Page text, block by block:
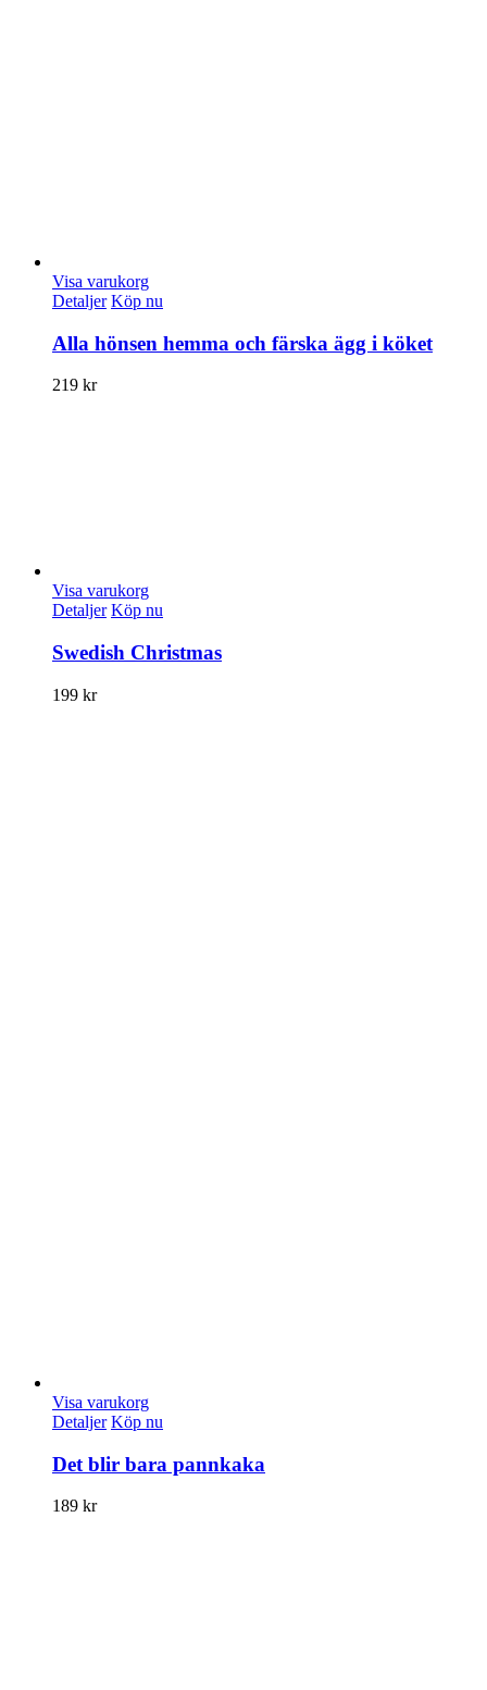
Visa varukorg
Detaljer Köp nu
Alla hönsen hemma och färska ägg i köket
219 kr
Visa varukorg
Detaljer Köp nu
Swedish Christmas
199 kr
Visa varukorg
Detaljer Köp nu
Det blir bara pannkaka
189 kr